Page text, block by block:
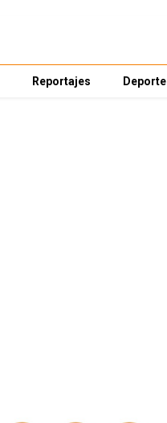
Reportajes Deporte